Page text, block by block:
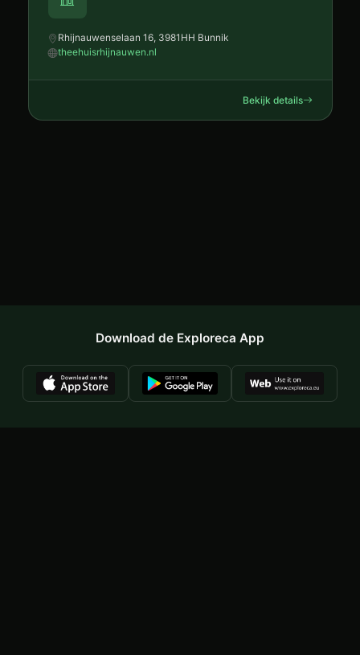
Rhijnauwenselaan 16, 3981HH Bunnik
theehuisrhijnauwen.nl
Bekijk details
Download de Exploreca App